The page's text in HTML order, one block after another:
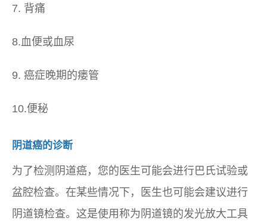
7. 背痛
8.血便或血尿
9. 癌症晚期的瘘管
10.便秘
阴道癌的诊断
为了检测阴道癌，您的医生可能会进行巴氏试验或
盆腔检查。在某些情况下，医生也可能会建议进行
阴道镜检查。这是使用称为阴道镜的发光放大工具